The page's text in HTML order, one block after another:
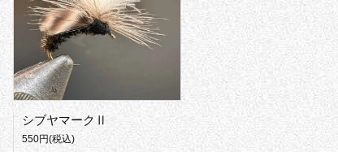
シブヤマークⅡ
550円(税込)